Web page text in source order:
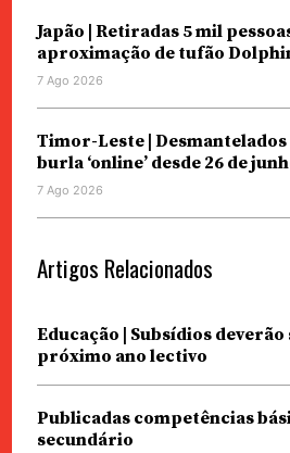
Japão | Retiradas 5 mil
aproximação de tufão
7 Ago 2026
Timor-Leste |
burla ‘online’ desde 26 de
7 Ago 2026
Artigos Relacionados
Educação | Subsídios
próximo ano lectivo
Publicadas competências
secundário